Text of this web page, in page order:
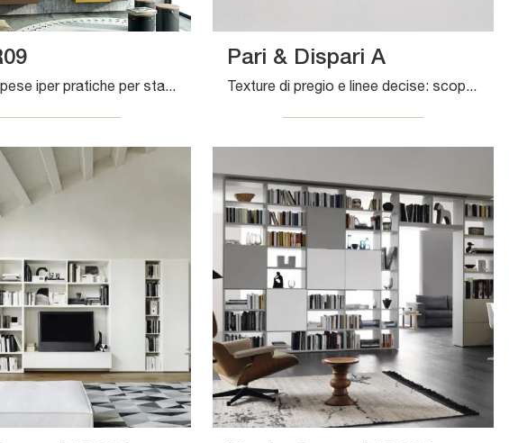
Librerie sospese iper pratiche per stanze moderne: ottieni informazioni sul modello Rebel R09 della marca Fimar!
Pari & Dispari A
Texture di pregio e linee decise: scopri la libreria Pari & Dispari A di Presotto tra le più esclusive Librerie moderne a muro.